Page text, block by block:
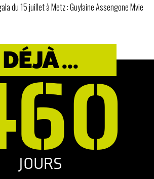
du 15 juillet à Metz : Guylaine Assengone Mvie
DÉJÀ ...
JOURS